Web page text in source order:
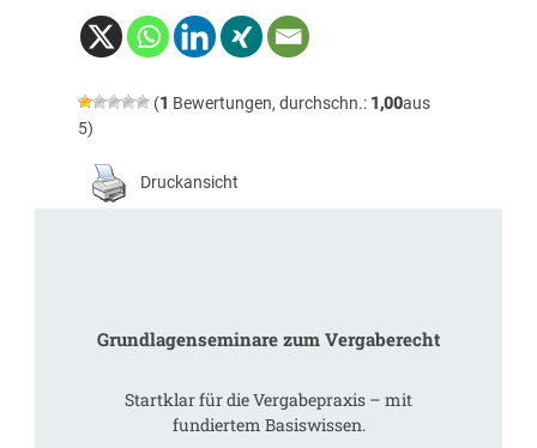
(1 Bewertungen, durchschn.: 1,00aus
5)
Druckansicht
Grundlagenseminare zum Vergaberecht
Startklar für die Vergabepraxis – mit
fundiertem Basiswissen.